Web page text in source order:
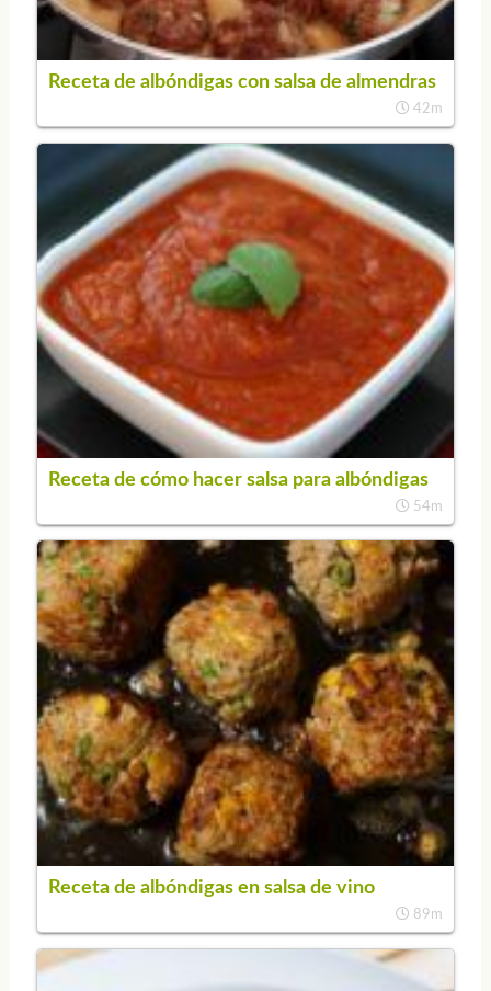
Receta de albóndigas con salsa de almendras
42m
Receta de cómo hacer salsa para albóndigas
54m
Receta de albóndigas en salsa de vino
89m